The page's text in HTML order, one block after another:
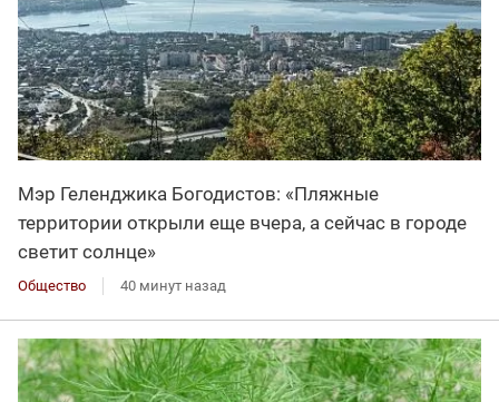
Мэр Геленджика Богодистов: «Пляжные
территории открыли еще вчера, а сейчас в городе
светит солнце»
Общество 40 минут назад